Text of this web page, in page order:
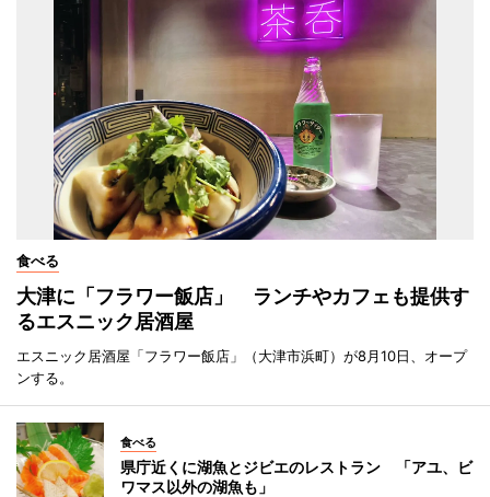
食べる
大津に「フラワー飯店」 ランチやカフェも提供す
るエスニック居酒屋
エスニック居酒屋「フラワー飯店」（大津市浜町）が8月10日、オープ
ンする。
食べる
県庁近くに湖魚とジビエのレストラン 「アユ、ビ
ワマス以外の湖魚も」